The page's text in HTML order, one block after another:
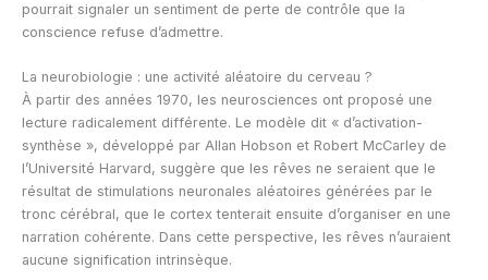
pourrait signaler un sentiment de perte de contrôle que la
conscience refuse d’admettre.
La neurobiologie : une activité aléatoire du cerveau ?
À partir des années 1970, les neurosciences ont proposé une
lecture radicalement différente. Le modèle dit « d’activation-
synthèse », développé par Allan Hobson et Robert McCarley de
l’Université Harvard, suggère que les rêves ne seraient que le
résultat de stimulations neuronales aléatoires générées par le
tronc cérébral, que le cortex tenterait ensuite d’organiser en une
narration cohérente. Dans cette perspective, les rêves n’auraient
aucune signification intrinsèque.